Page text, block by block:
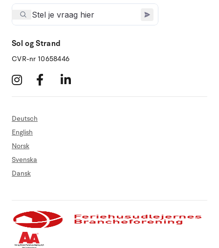
Sol og Strand
CVR-nr 10658446
Deutsch
English
Norsk
Svenska
Dansk